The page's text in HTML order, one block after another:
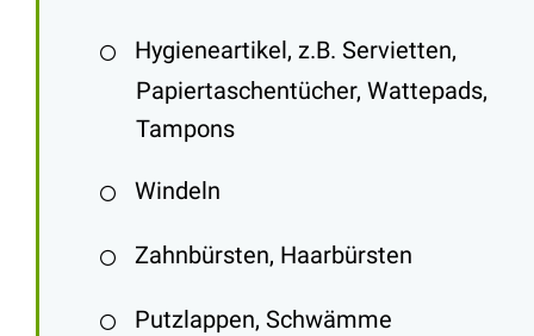
Hygieneartikel, z.B. Servietten,
Papiertaschentücher, Wattepads,
Tampons
Windeln
Zahnbürsten, Haarbürsten
Putzlappen, Schwämme